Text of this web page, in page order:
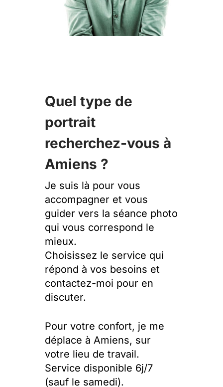
Quel type de
portrait
recherchez-vous à
Amiens ?
Je suis là pour vous
accompagner et vous
guider vers la séance photo
qui vous correspond le
mieux.
Choisissez le service qui
répond à vos besoins et
contactez-moi pour en
discuter.
Pour votre confort, je me
déplace à Amiens, sur
votre lieu de travail.
Service disponible 6j/7
(sauf le samedi).